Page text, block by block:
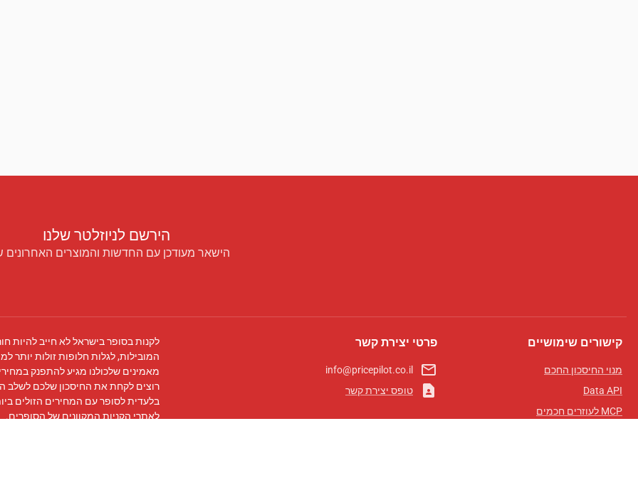
הירשם לניוזלטר שלנו
הישאר מעודכן עם החדשות והמוצרים האחרונים
קישורים שימושיים
מנוי החיסכון החכם
Data API
MCP לעוזרים חכמים
פרטי יצירת קשר
mail_outline
info@pricepilot.co.il
contact_page טופס יצירת קשר
לקנות בסופר בישראל לא חייב להיות
המובילות, לגלות חלופות זולות יותר
מאמינים שלכולנו מגיע להתפנק
רוצים לקחת את החיסכון שלכם לשלב
בלעדית לסופר עם המחירים הזולים
לאתרי הקניות המקוונים של הסופרים.